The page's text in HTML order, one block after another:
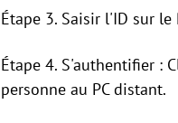
Étape 3. Saisir l'ID sur
Étape 4. S'authentifier :
personne au PC distant.